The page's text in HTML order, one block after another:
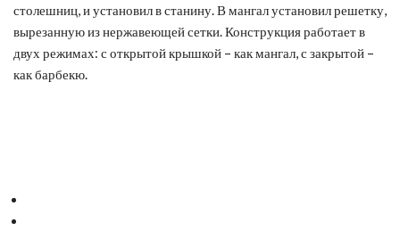
столешниц, и установил в станину. В мангал установил решетку,
вырезанную из нержавеющей сетки. Конструкция работает в
двух режимах: с открытой крышкой – как мангал, с закрытой –
как барбекю.